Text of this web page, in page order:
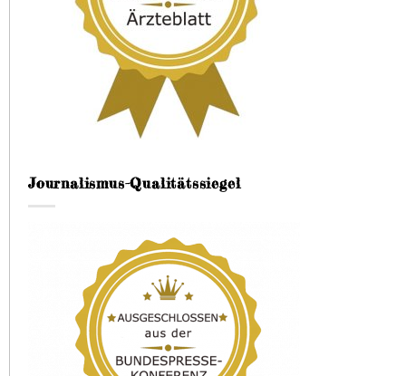
Journalismus-Qualitätssiegel